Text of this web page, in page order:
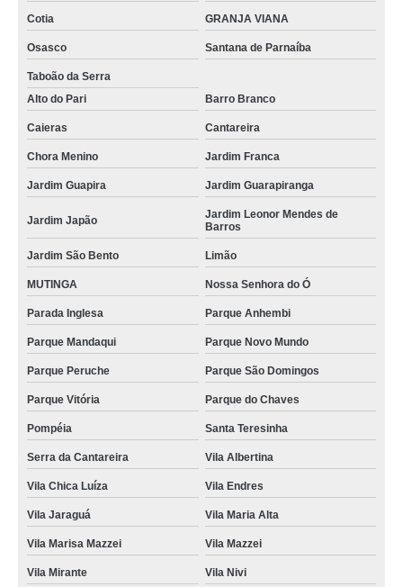
Cotia GRANJA VIANA
Osasco Santana de Parnaíba
Taboão da Serra
Alto do Pari
Barro Branco
Caieras Cantareira
Chora Menino Jardim Franca
Jardim Guapira Jardim Guarapiranga
Jardim Japão
Jardim Leonor Mendes de
Barros
Jardim São Bento Limão
MUTINGA Nossa Senhora do Ó
Parada Inglesa Parque Anhembi
Parque Mandaqui Parque Novo Mundo
Parque Peruche Parque São Domingos
Parque Vitória Parque do Chaves
Pompéia Santa Teresinha
Serra da Cantareira Vila Albertina
Vila Chica Luíza Vila Endres
Vila Jaraguá Vila Maria Alta
Vila Marisa Mazzei Vila Mazzei
Vila Mirante
Vila Nivi